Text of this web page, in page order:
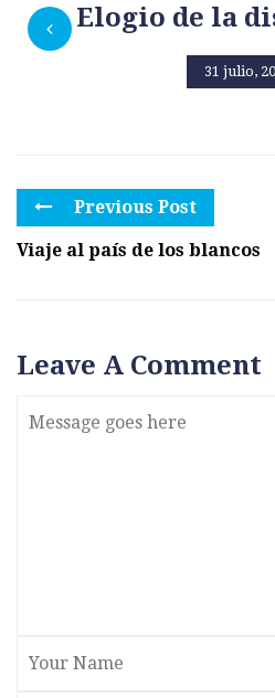
Elogio de la
31 julio,
Previous Post
Viaje al país de los blancos
Leave A Comment